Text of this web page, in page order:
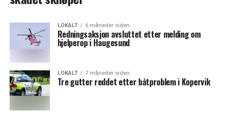
LOKALT 6 måneder siden
Redningsaksjon avsluttet etter melding om
hjelperop i Haugesund
LOKALT 7 måneder siden
Tre gutter reddet etter båtproblem i Kopervik